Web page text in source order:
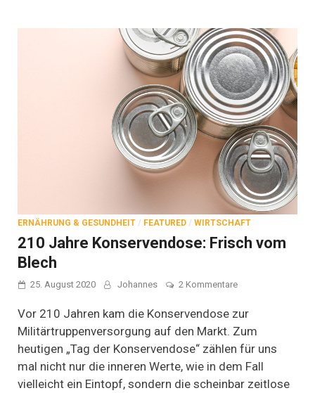
ERNÄHRUNG & GESUNDHEIT / FEATURED / WIRTSCHAFT
210 Jahre Konservendose: Frisch vom
Blech
25. August 2020 Johannes 2 Kommentarezu
Frisch
vom
Vor 210 Jahren kam die Konservendose zur
Militärtruppenversorgung auf den Markt. Zum
heutigen „Tag der Konservendose“ zählen für uns
mal nicht nur die inneren Werte, wie in dem Fall
vielleicht ein Eintopf, sondern die scheinbar zeitlose